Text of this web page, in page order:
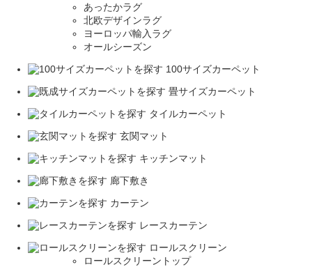
あったかラグ
北欧デザインラグ
ヨーロッパ輸入ラグ
オールシーズン
100サイズカーペット
畳サイズカーペット
タイルカーペット
玄関マット
キッチンマット
廊下敷き
カーテン
レースカーテン
ロールスクリーン
ロールスクリーントップ